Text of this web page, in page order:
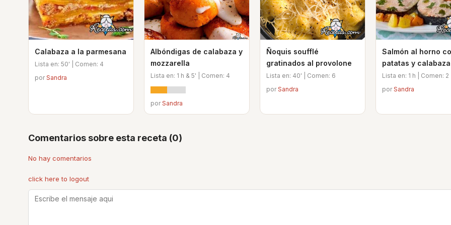
Calabaza a la parmesana
Lista en: 50' | Comen: 4
porSandra
Albóndigas de calabaza y
mozzarella
Lista en: 1 h & 5' | Comen: 4
porSandra
Ñoquis soufflé
gratinados al provolone
Lista en: 40' | Comen: 6
porSandra
Salmón al horno
patatas y calabaza
Lista en: 1 h | Comen: 2
porSandra
Comentarios sobre esta receta (0)
No hay comentarios
click here to logout